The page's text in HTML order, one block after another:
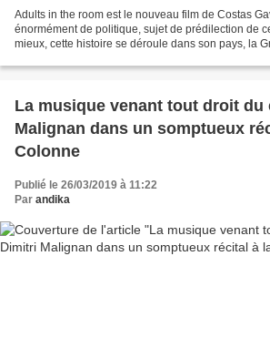
Adults in the room est le nouveau film de Costas
énormément de politique, sujet de prédilection de
mieux, cette histoire se déroule dans son pays, la
La musique venant tout droit du
Malignan dans un somptueux
Colonne
Publié le 26/03/2019 à 11:22
Par andika